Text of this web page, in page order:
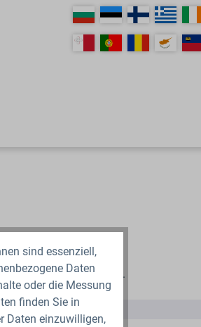
entscheidend.
sind essenziell,
Daten
oder die Messung
finden Sie in
Daten einzuwilligen,